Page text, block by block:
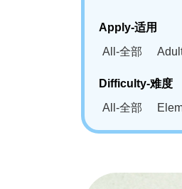
Apply-适用
All-全部
Difficulty-难度
All-全部